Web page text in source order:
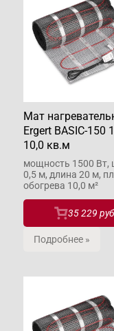
Мат
Ergert BASIC-150
10,0 кв.м
мощность 1500 Вт,
0,5 м, длина 20 м,
обогрева 10,0 м²
35 229
Подробнее »